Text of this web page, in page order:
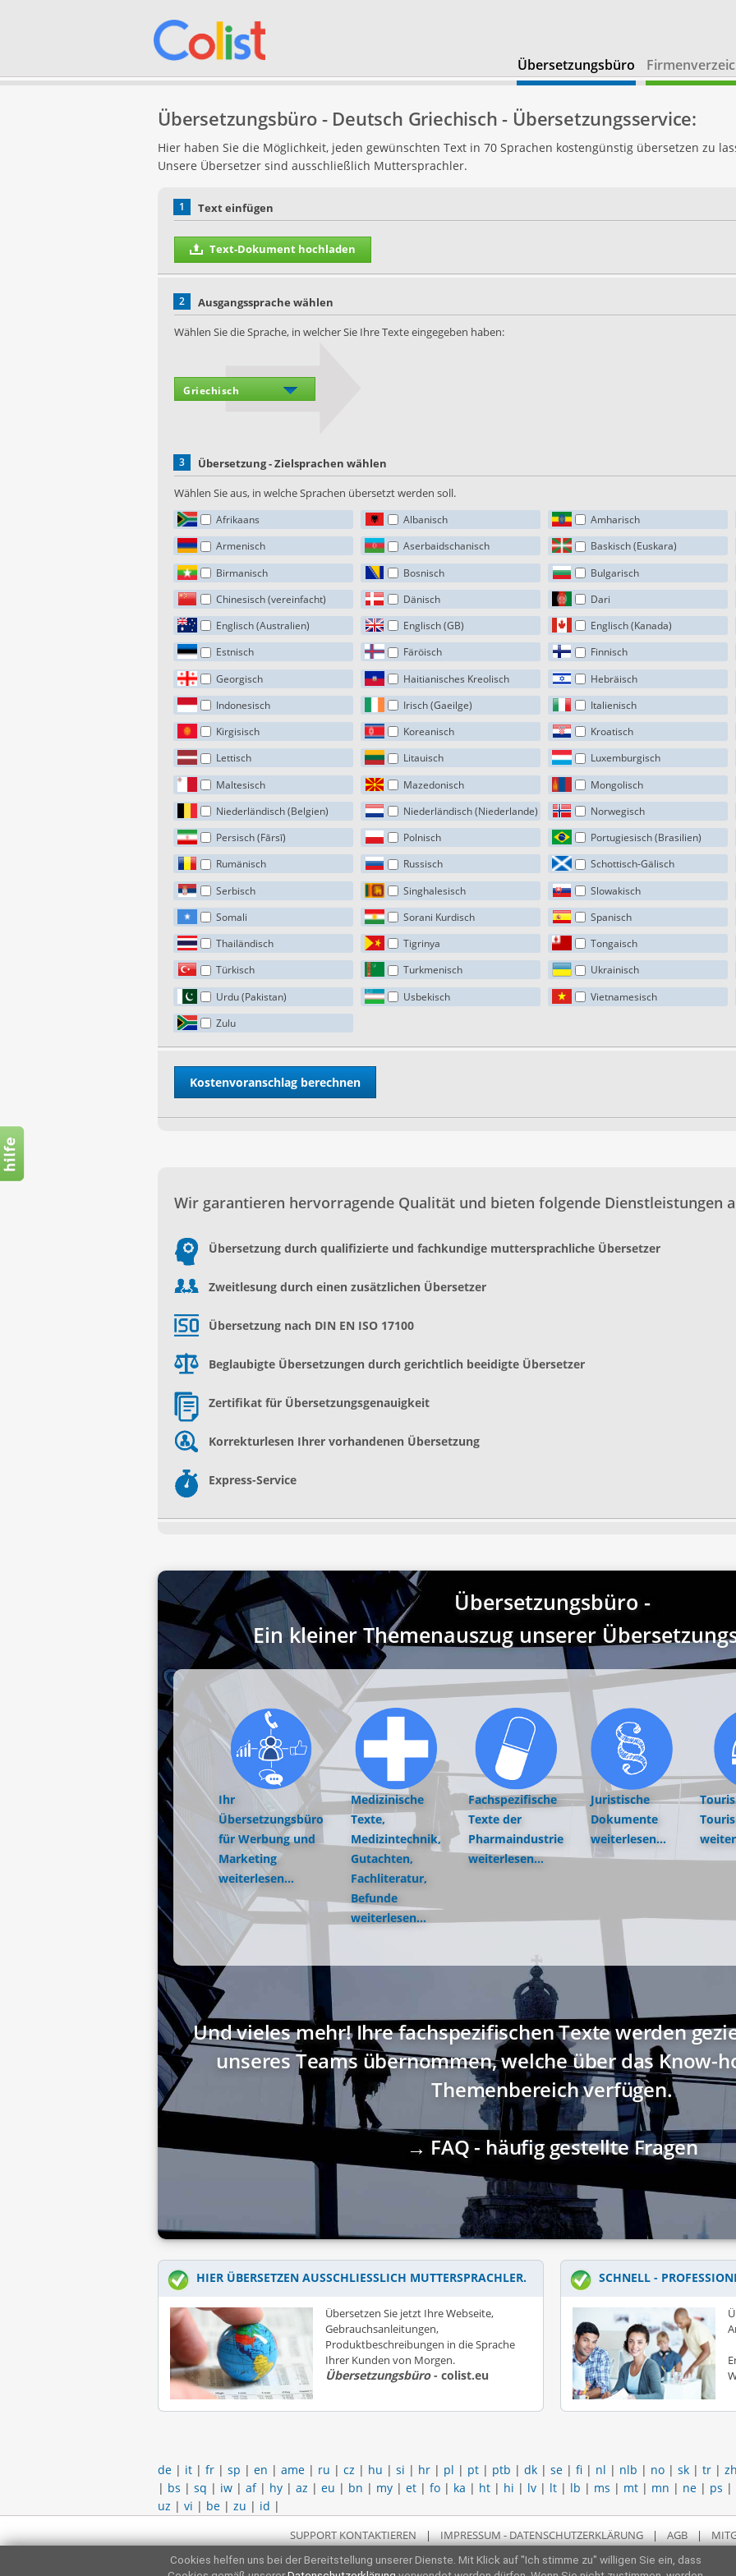
Übersetzungsbüro
Übersetzungsbüro - Deutsch Griechisch - Übersetzungsservice:
Hier haben Sie die Möglichkeit, jeden gewünschten Text in 70 Sprachen kostengünstig übersetzen zu
Unsere Übersetzer sind ausschließlich Muttersprachler.
1 Text einfügen
Text-Dokument hochladen
2
Ausgangssprache wählen
Wählen Sie die Sprache, in welcher Sie Ihre Texte eingegeben haben:
3
Übersetzung - Zielsprachen wählen
Wählen Sie aus, in welche Sprachen übersetzt werden soll.
Afrikaans Albanisch
Amharisch
Armenisch
Aserbaidschanisch
Baskisch (Euskara)
Birmanisch
Bosnisch
Bulgarisch
Chinesisch (vereinfacht)
Dänisch
Dari
Englisch (Australien)
Englisch (GB)
Englisch (Kanada)
Estnisch
Färöisch
Finnisch
Georgisch
Haitianisches Kreolisch
Hebräisch
Indonesisch
Irisch (Gaeilge)
Italienisch
Kirgisisch
Koreanisch
Kroatisch
Lettisch
Litauisch
Luxemburgisch
Maltesisch
Mazedonisch
Mongolisch
Niederländisch (Belgien)
Niederländisch (Niederlande)
Norwegisch
Persisch (Fārsī)
Polnisch
Portugiesisch (Brasilien)
Rumänisch
Russisch
Schottisch-Gälisch
Serbisch
Singhalesisch
Slowakisch
Somali
Sorani Kurdisch
Spanisch
Thailändisch
Tigrinya
Tongaisch
Türkisch
Turkmenisch
Ukrainisch
Urdu (Pakistan)
Usbekisch
Vietnamesisch
Zulu
Wir garantieren hervorragende Qualität und bieten folgende Dienstleistungen
Übersetzung durch qualifizierte und fachkundige muttersprachliche Übersetzer
Zweitlesung durch einen zusätzlichen Übersetzer
Übersetzung nach DIN EN ISO 17100
Beglaubigte Übersetzungen durch gerichtlich beeidigte Übersetzer
Zertifikat für Übersetzungsgenauigkeit
Korrekturlesen Ihrer vorhandenen Übersetzung
Express-Service
Übersetzungsbüro -
Ein kleiner Themenauszug unserer
Ihr
Übersetzungsbüro
für Werbung und
Marketing
weiterlesen...
Medizinische
Texte,
Medizintechnik,
Gutachten,
Fachliteratur,
Befunde
weiterlesen...
Fachspezifische
Texte der
Pharmaindustrie
weiterlesen...
Juristische
Dokumente
weiterlesen...
Und vieles mehr! Ihre fachspezifischen Texte werden
unseres Teams übernommen, welche über das Know-
Themenbereich verfügen.
→ FAQ - häufig gestellte Fragen
HIER ÜBERSETZEN AUSSCHLIESSLICH MUTTERSPRACHLER.
Übersetzen Sie jetzt Ihre Webseite,
Gebrauchsanleitungen,
Produktbeschreibungen in die Sprache
Ihrer Kunden von Morgen.
Übersetzungsbüro- colist.eu
SCHNELL -
de | it | fr | sp | en | ame | ru | cz | hu | si | hr | pl | pt | ptb | dk | se | fi | nl | nlb | no | sk | tr |
| bs | sq | iw | af| hy | az | eu | bn | my | et | fo | ka | ht | hi | lv | lt | lb | ms | mt | mn | ne | ps |
uz | vi | be | zu | id |
SUPPORT KONTAKTIEREN | IMPRESSUM - DATENSCHUTZERKLÄRUNG | AGB |
Cookies helfen uns bei der Bereitstellung unserer Dienste. Mit Klick auf "Ich stimme zu" willigen Sie ein, dass